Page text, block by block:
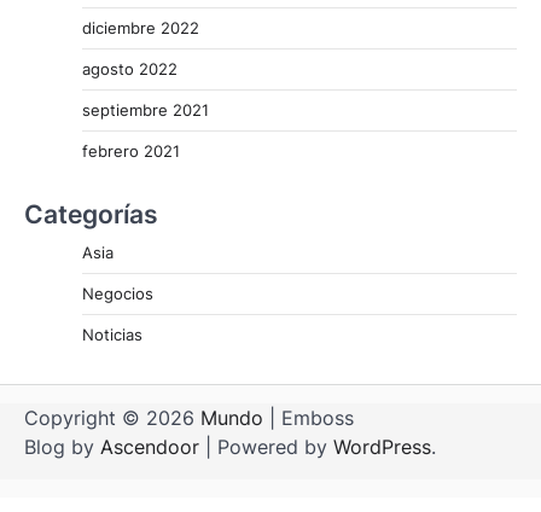
diciembre 2022
agosto 2022
septiembre 2021
febrero 2021
Categorías
Asia
Negocios
Noticias
Copyright © 2026 Mundo | Emboss
Blog by Ascendoor | Powered by WordPress.